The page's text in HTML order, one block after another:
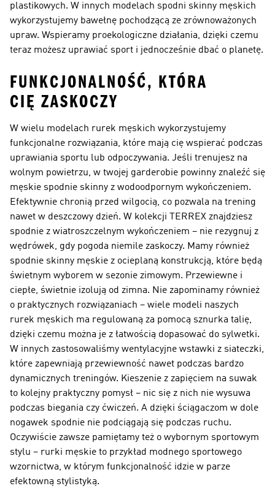
plastikowych. W innych modelach spodni skinny męskich
wykorzystujemy bawełnę pochodzącą ze zrównoważonych
upraw. Wspieramy proekologiczne działania, dzięki czemu
teraz możesz uprawiać sport i jednocześnie dbać o planetę.
FUNKCJONALNOŚĆ, KTÓRA
CIĘ ZASKOCZY
W wielu modelach rurek męskich wykorzystujemy
funkcjonalne rozwiązania, które mają cię wspierać podczas
uprawiania sportu lub odpoczywania. Jeśli trenujesz na
wolnym powietrzu, w twojej garderobie powinny znaleźć się
męskie spodnie skinny z wodoodpornym wykończeniem.
Efektywnie chronią przed wilgocią, co pozwala na trening
nawet w deszczowy dzień. W kolekcji TERREX znajdziesz
spodnie z wiatroszczelnym wykończeniem – nie rezygnuj z
wędrówek, gdy pogoda niemile zaskoczy. Mamy również
spodnie skinny męskie z ocieplaną konstrukcją, które będą
świetnym wyborem w sezonie zimowym. Przewiewne i
ciepłe, świetnie izolują od zimna. Nie zapominamy również
o praktycznych rozwiązaniach – wiele modeli naszych
rurek męskich ma regulowaną za pomocą sznurka talię,
dzięki czemu można je z łatwością dopasować do sylwetki.
W innych zastosowaliśmy wentylacyjne wstawki z siateczki,
które zapewniają przewiewność nawet podczas bardzo
dynamicznych treningów. Kieszenie z zapięciem na suwak
to kolejny praktyczny pomysł – nic się z nich nie wysuwa
podczas biegania czy ćwiczeń. A dzięki ściągaczom w dole
nogawek spodnie nie podciągają się podczas ruchu.
Oczywiście zawsze pamiętamy też o wybornym sportowym
stylu – rurki męskie to przykład modnego sportowego
wzornictwa, w którym funkcjonalność idzie w parze
efektowną stylistyką.